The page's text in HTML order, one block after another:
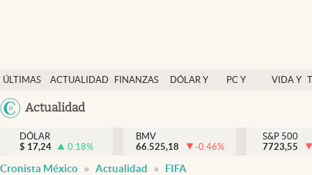
ÚLTIMAS
NOTICIAS
ACTUALIDAD
FINANZAS
DÓLAR Y
PC Y
VIDA Y
México
Actualidad
Actualidad
Finanzas y economía
Dólar y mercados
DÓLAR
$ 17,24 0.18%
BMV
66.525,18
-0.46%
S&P 500
7723,55
Cronista México Actualidad FIFA